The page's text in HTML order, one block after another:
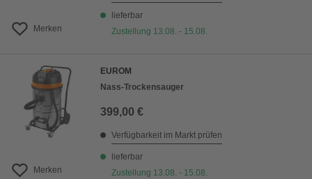
Merken
lieferbar
Zustellung 13.08. - 15.08.
Merken
EUROM
Nass-Trockensauger
399,00 €
Verfügbarkeit im Markt prüfen
lieferbar
Zustellung 13.08. - 15.08.